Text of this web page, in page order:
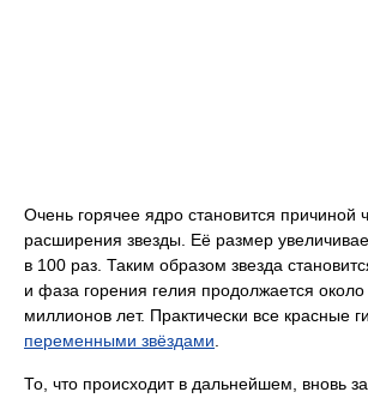
Очень горячее ядро становится причиной
расширения звезды. Её размер
в 100 раз. Таким образом звезда
и фаза горения гелия продолжается около
миллионов лет. Практически все красные
переменными звёздами.
То, что происходит в дальнейшем, вновь